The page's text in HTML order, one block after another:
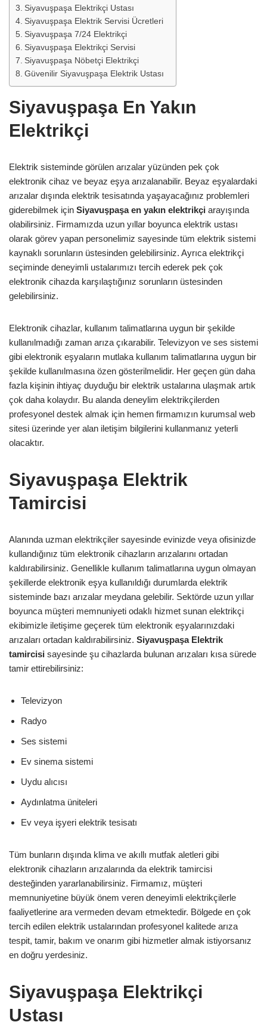
Siyavuşpaşa Elektrikçi Ustası
Siyavuşpaşa Elektrik Servisi Ücretleri
Siyavuşpaşa 7/24 Elektrikçi
Siyavuşpaşa Elektrikçi Servisi
Siyavuşpaşa Nöbetçi Elektrikçi
Güvenilir Siyavuşpaşa Elektrik Ustası
Siyavuşpaşa En Yakın
Elektrikçi
Elektrik sisteminde görülen arızalar yüzünden pek çok
elektronik cihaz ve beyaz eşya arızalanabilir. Beyaz eşyalardaki
arızalar dışında elektrik tesisatında yaşayacağınız problemleri
giderebilmek için Siyavuşpaşa en yakın elektrikçi arayışında
olabilirsiniz. Firmamızda uzun yıllar boyunca elektrik ustası
olarak görev yapan personelimiz sayesinde tüm elektrik sistemi
kaynaklı sorunların üstesinden gelebilirsiniz. Ayrıca elektrikçi
seçiminde deneyimli ustalarımızı tercih ederek pek çok
elektronik cihazda karşılaştığınız sorunların üstesinden
gelebilirsiniz.
Elektronik cihazlar, kullanım talimatlarına uygun bir şekilde
kullanılmadığı zaman arıza çıkarabilir. Televizyon ve ses sistemi
gibi elektronik eşyaların mutlaka kullanım talimatlarına uygun bir
şekilde kullanılmasına özen gösterilmelidir. Her geçen gün daha
fazla kişinin ihtiyaç duyduğu bir elektrik ustalarına ulaşmak artık
çok daha kolaydır. Bu alanda deneylim elektrikçilerden
profesyonel destek almak için hemen firmamızın kurumsal web
sitesi üzerinde yer alan iletişim bilgilerini kullanmanız yeterli
olacaktır.
Siyavuşpaşa Elektrik
Tamircisi
Alanında uzman elektrikçiler sayesinde evinizde veya ofisinizde
kullandığınız tüm elektronik cihazların arızalarını ortadan
kaldırabilirsiniz. Genellikle kullanım talimatlarına uygun olmayan
şekillerde elektronik eşya kullanıldığı durumlarda elektrik
sisteminde bazı arızalar meydana gelebilir. Sektörde uzun yıllar
boyunca müşteri memnuniyeti odaklı hizmet sunan elektrikçi
ekibimizle iletişime geçerek tüm elektronik eşyalarınızdaki
arızaları ortadan kaldırabilirsiniz. Siyavuşpaşa Elektrik
tamircisi sayesinde şu cihazlarda bulunan arızaları kısa sürede
tamir ettirebilirsiniz:
Televizyon
Radyo
Ses sistemi
Ev sinema sistemi
Uydu alıcısı
Aydınlatma üniteleri
Ev veya işyeri elektrik tesisatı
Tüm bunların dışında klima ve akıllı mutfak aletleri gibi
elektronik cihazların arızalarında da elektrik tamircisi
desteğinden yararlanabilirsiniz. Firmamız, müşteri
memnuniyetine büyük önem veren deneyimli elektrikçilerle
faaliyetlerine ara vermeden devam etmektedir. Bölgede en çok
tercih edilen elektrik ustalarından profesyonel kalitede arıza
tespit, tamir, bakım ve onarım gibi hizmetler almak istiyorsanız
en doğru yerdesiniz.
Siyavuşpaşa Elektrikçi
Ustası